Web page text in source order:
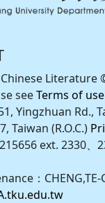
Literature
seeTerms of use
Yingzhuan Rd.,
Taiwan (R.O.C.)
ext. 2330、
：CHENG,TE-